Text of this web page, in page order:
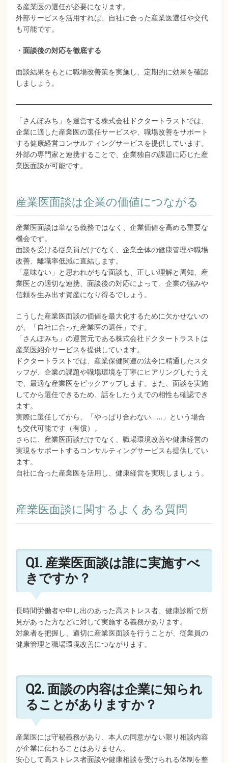
る産業医の選任が必要になります。
外部サービスを活用すれば、自社に合った産業医選任や交代
も可能です。
・面談後の対応を徹底する
面談結果をもとに職場改善策を実施し、定期的に効果を確認
しましょう。
「さんぽみち」を運営する株式会社ドクタートラストでは、
企業に適した産業医の選任サービスや、職場改善をサポート
する健康経営コンサルティングサービスを提供しています。
外部の専門家と連携することで、企業独自の課題に応じた産
業医面談が可能です。
産業医面談は企業の価値につながる
産業医面談は単なる義務ではなく、企業価値を高める重要な
機会です。
面談を受ける従業員だけでなく、企業全体の健康管理や職場
改善、離職率低減に直結します。
「意味ない」と思われがちな面談も、正しい理解と周知、産
業医との適切な連携、面談後の対応によって、企業の強みや
信頼を生み出す資産になり得るでしょう。
こうした産業医面談の価値を最大化するために欠かせないの
が、「自社に合った産業医の選任」です。
「さんぽみち」の運営元である株式会社ドクタートラストは
産業医紹介サービスを提供しています。
ドクタートラストでは、産業保健関連の法令に精通したスタ
ッフが、企業の課題や職場環境を丁寧にヒアリングしたうえ
で、最適な産業医をピックアップします。また、面談を実施
してから選任できるため、話をしたうえでの相性も確認でき
ます。
実際に選任してから、「やっぱり合わない……」という場合
も交代可能です（有償）。
さらに、産業医面談だけでなく、職場環境改善や健康経営の
実現をサポートするコンサルティングサービスも提供してい
ます。
自社に合った産業医を活用し、健康経営を実現しましょう。
産業医面談に関するよくある質問
Q1. 産業医面談は誰に実施すべ
きですか？
長時間労働者や申し出のあった高ストレス者、健康診断で所
見があった方などに対して実施する義務があります。
対象者を把握し、適切に産業医面談を行うことが、従業員の
健康管理と職場環境改善につながります。
Q2. 面談の内容は企業に知られ
ることがありますか？
産業医には守秘義務があり、本人の同意がない限り相談内容
が企業に伝わることはありません。
安心して高ストレス者面談や健康相談を受けられる体制を整